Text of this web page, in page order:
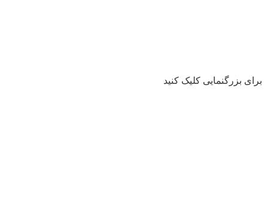
برای بزرگنمایی کلیک کنید